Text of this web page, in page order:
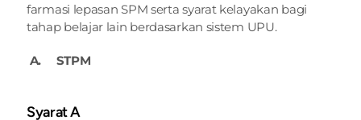
farmasi lepasan SPM serta syarat kelayakan bagi
tahap belajar lain berdasarkan sistem UPU.
A.     STPM
Syarat A